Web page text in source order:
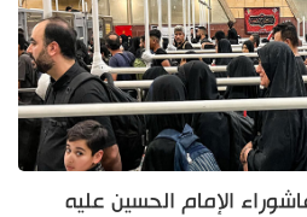
الإمام الحسين عليه